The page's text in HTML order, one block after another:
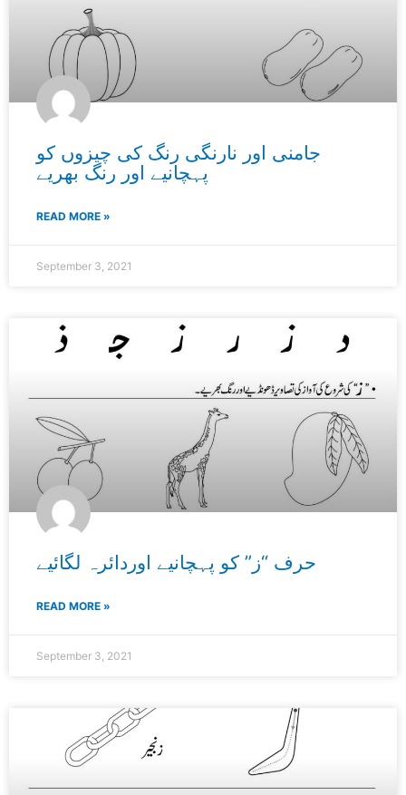
جامنی اور نارنگی رنگ کی چیزوں کو
پہچانیے اور رنگ بھریے
READ MORE »
September 3, 2021
حرف “ز” کو پہچانیے اوردائرہ لگائیے
READ MORE »
September 3, 2021